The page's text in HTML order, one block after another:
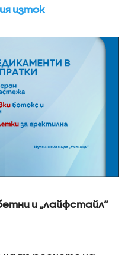
изток
и „лайфстайл“